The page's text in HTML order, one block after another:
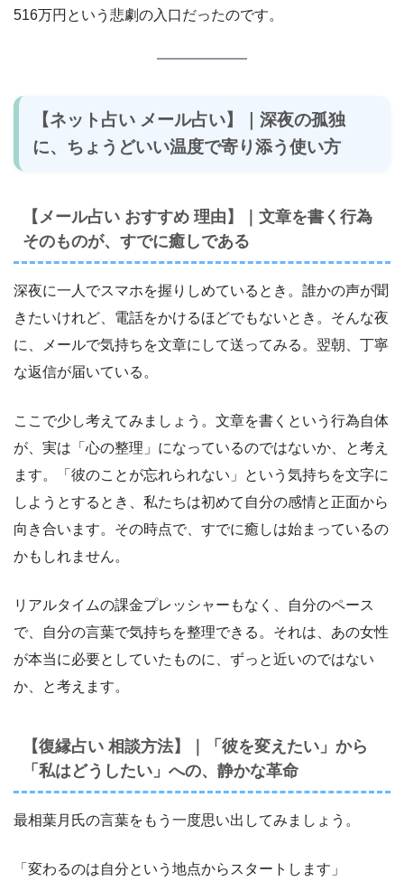
516万円という悲劇の入口だったのです。
【ネット占い メール占い】｜深夜の孤独
に、ちょうどいい温度で寄り添う使い方
【メール占い おすすめ 理由】｜文章を書く行為
そのものが、すでに癒しである
深夜に一人でスマホを握りしめているとき。誰かの声が聞
きたいけれど、電話をかけるほどでもないとき。そんな夜
に、メールで気持ちを文章にして送ってみる。翌朝、丁寧
な返信が届いている。
ここで少し考えてみましょう。文章を書くという行為自体
が、実は「心の整理」になっているのではないか、と考え
ます。「彼のことが忘れられない」という気持ちを文字に
しようとするとき、私たちは初めて自分の感情と正面から
向き合います。その時点で、すでに癒しは始まっているの
かもしれません。
リアルタイムの課金プレッシャーもなく、自分のペース
で、自分の言葉で気持ちを整理できる。それは、あの女性
が本当に必要としていたものに、ずっと近いのではない
か、と考えます。
【復縁占い 相談方法】｜「彼を変えたい」から
「私はどうしたい」への、静かな革命
最相葉月氏の言葉をもう一度思い出してみましょう。
「変わるのは自分という地点からスタートします」